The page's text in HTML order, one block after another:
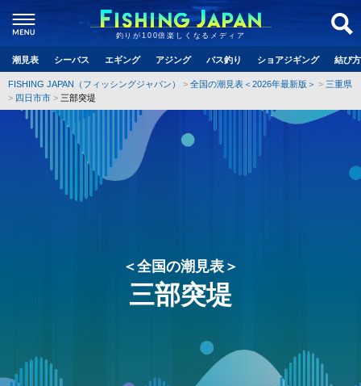
釣りが100倍楽しくなるメディア
潮見表 シーバス エギング アジング バス釣り ショアジギング 結び
FISHING JAPAN（フィッシングジャパン） 全国の潮見表＜2026年最新版＞
三重県
四日市市
三部突堤
＜全国の潮見表＞
三部突堤